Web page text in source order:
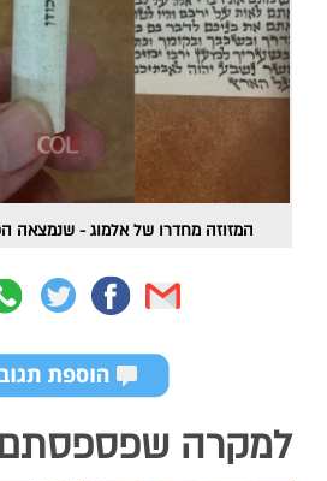
המזוזה מחדרו של אלמוג - שנמצאה
למקרה שפספסתם